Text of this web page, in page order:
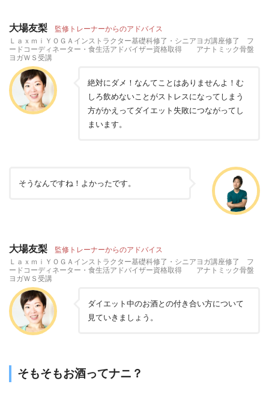
大場友梨 監修トレーナーからのアドバイス
ＬａｘｍｉＹＯＧＡインストラクター基礎科修了・シニアヨガ講座修了 フ
ードコーディネーター・食生活アドバイザー資格取得 アナトミック骨盤
ヨガＷＳ受講
絶対にダメ！なんてことはありませんよ！む
しろ飲めないことがストレスになってしまう
方がかえってダイエット失敗につながってし
まいます。
そうなんですね！よかったです。
大場友梨 監修トレーナーからのアドバイス
ＬａｘｍｉＹＯＧＡインストラクター基礎科修了・シニアヨガ講座修了 フ
ードコーディネーター・食生活アドバイザー資格取得 アナトミック骨盤
ヨガＷＳ受講
ダイエット中のお酒との付き合い方について
見ていきましょう。
そもそもお酒ってナニ？